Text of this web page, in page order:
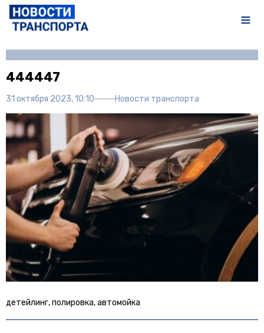
444447
31 октября 2023, 10:10 Новости транспорта
детейлинг, полировка, автомойка